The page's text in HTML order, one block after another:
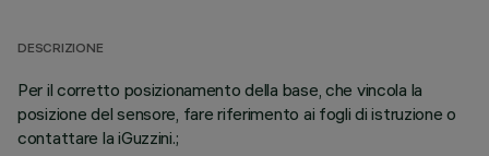
DESCRIZIONE
Per il corretto posizionamento della base, che vincola la
posizione del sensore, fare riferimento ai fogli di istruzione o
contattare la iGuzzini.;